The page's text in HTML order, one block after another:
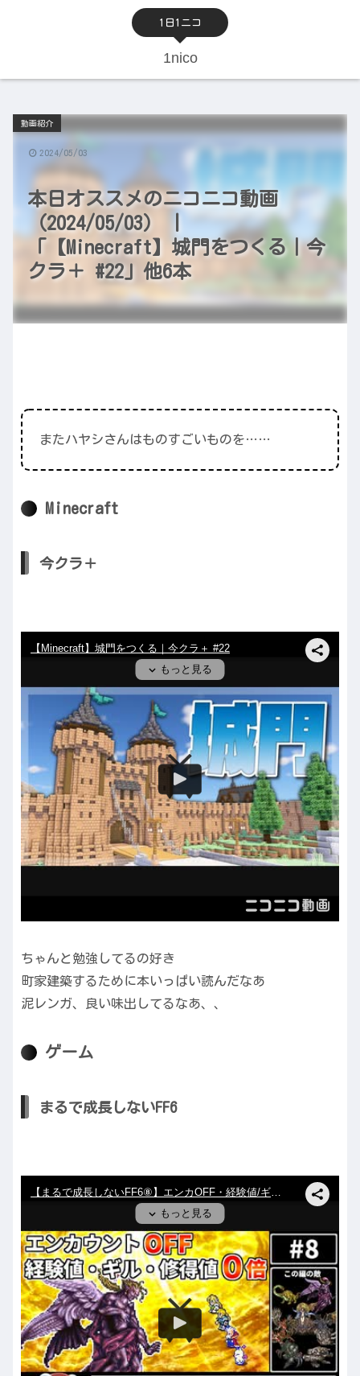
1日1ニコ
1nico
本日オススメのニコニコ動画
（2024/05/03） |
「【Minecraft】城門をつくる｜今
クラ＋ #22」他6本
動画紹介
2024/05/03
またハヤシさんはものすごいものを……
Minecraft
今クラ＋
ちゃんと勉強してるの好き
町家建築するために本いっぱい読んだなあ
泥レンガ、良い味出してるなあ、、
ゲーム
まるで成長しないFF6